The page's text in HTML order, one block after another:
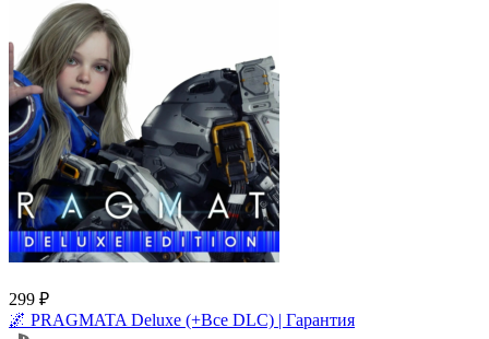
299 ₽
🌌 PRAGMATA Deluxe (+Все DLC) | Гарантия